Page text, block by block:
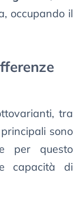
occupando il
tra
sono
per questo
capacità di